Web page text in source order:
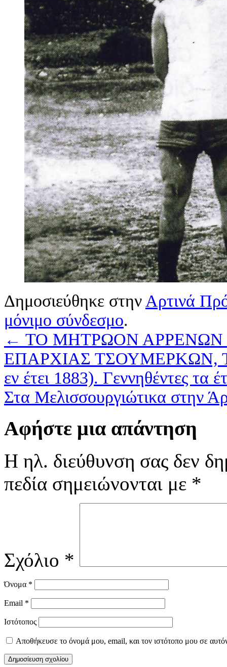
Δημοσιεύθηκε στην Αρτινά
μόνιμο σύνδεσμο.
← ΤΟ ΜΗΤΡΩΟΝ
ΕΠΑΡΧΙΑΣ ΤΣΟΥΜΕΡΚΩΝ,
εν έτει 1883). Γεννηθέντες τα
Στα Μελισσουργιώτικα στην
Αφήστε μια απάντηση
Η ηλ. διεύθυνση σας δεν
πεδία σημειώνονται με *
Σχόλιο *
Όνομα *
Email *
Ιστότοπος
Αποθήκευσε το όνομά μου, email, και τον ιστότοπο μου σε